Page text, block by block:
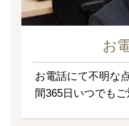
お
お電話にて不明な
間365日いつでもご